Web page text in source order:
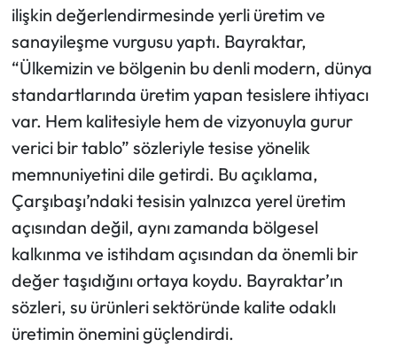
ilişkin değerlendirmesinde yerli üretim ve
sanayileşme vurgusu yaptı. Bayraktar,
“Ülkemizin ve bölgenin bu denli modern, dünya
standartlarında üretim yapan tesislere ihtiyacı
var. Hem kalitesiyle hem de vizyonuyla gurur
verici bir tablo” sözleriyle tesise yönelik
memnuniyetini dile getirdi. Bu açıklama,
Çarşıbaşı’ndaki tesisin yalnızca yerel üretim
açısından değil, aynı zamanda bölgesel
kalkınma ve istihdam açısından da önemli bir
değer taşıdığını ortaya koydu. Bayraktar’ın
sözleri, su ürünleri sektöründe kalite odaklı
üretimin önemini güçlendirdi.